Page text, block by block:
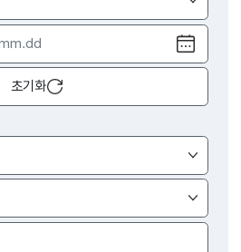
달력
열기
초기화